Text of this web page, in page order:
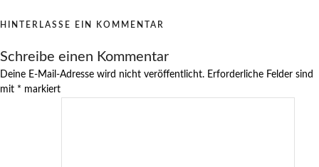
HINTERLASSE EIN KOMMENTAR
Schreibe einen Kommentar
Deine E-Mail-Adresse wird nicht veröffentlicht. Erforderliche Felder sind
mit * markiert